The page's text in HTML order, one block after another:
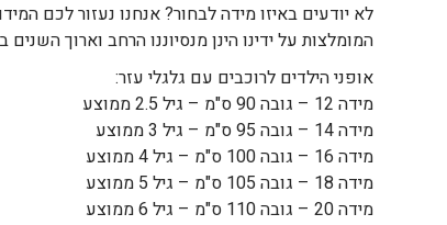
לא יודעים באיזו מידה לבחור? אנחנו נעזור לכם
המומלצות על ידינו הינן מנסיוננו הרחב וארוך השנים
אופני הילדים לרוכבים עם גלגלי עזר:
מידה 12 – גובה 90 ס"מ – גיל 2.5 ממוצע
מידה 14 – גובה 95 ס"מ – גיל 3 ממוצע
מידה 16 – גובה 100 ס"מ – גיל 4 ממוצע
מידה 18 – גובה 105 ס"מ – גיל 5 ממוצע
מידה 20 – גובה 110 ס"מ – גיל 6 ממוצע